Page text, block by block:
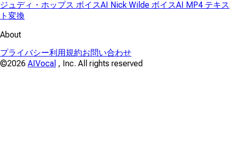
ジュディ・ホップス ボイスAI Nick Wilde ボイスAI MP4 テキス
ト変換
About
プライバシー利用規約お問い合わせ
©2026 AIVocal , Inc. All rights reserved